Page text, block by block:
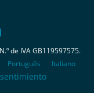
de IVA GB119597575.
Português
Italiano